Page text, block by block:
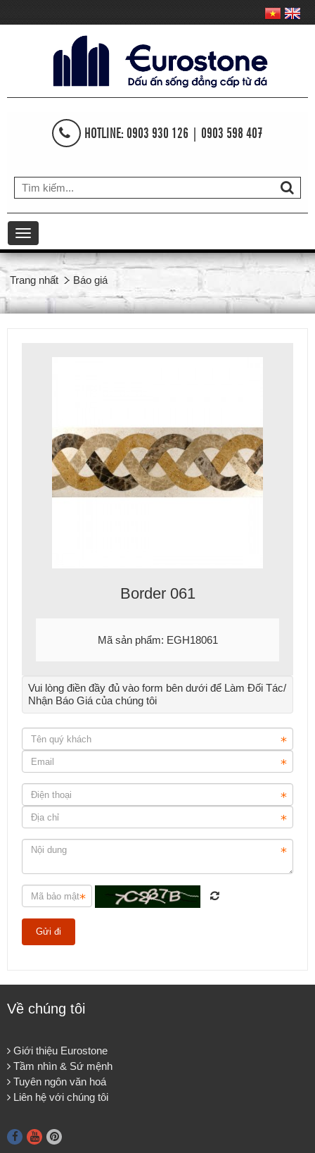
HOTLINE: 0903 930 126 | 0903 598 407
Toggle
navigation
Trang nhất Báo giá
Border 061
Mã sản phẩm: EGH18061
Vui lòng điền đầy đủ vào form bên dưới để Làm Đối Tác/
Nhận Báo Giá của chúng tôi
Về chúng tôi
Giới thiệu Eurostone
Tầm nhìn & Sứ mệnh
Tuyên ngôn văn hoá
Liên hệ với chúng tôi